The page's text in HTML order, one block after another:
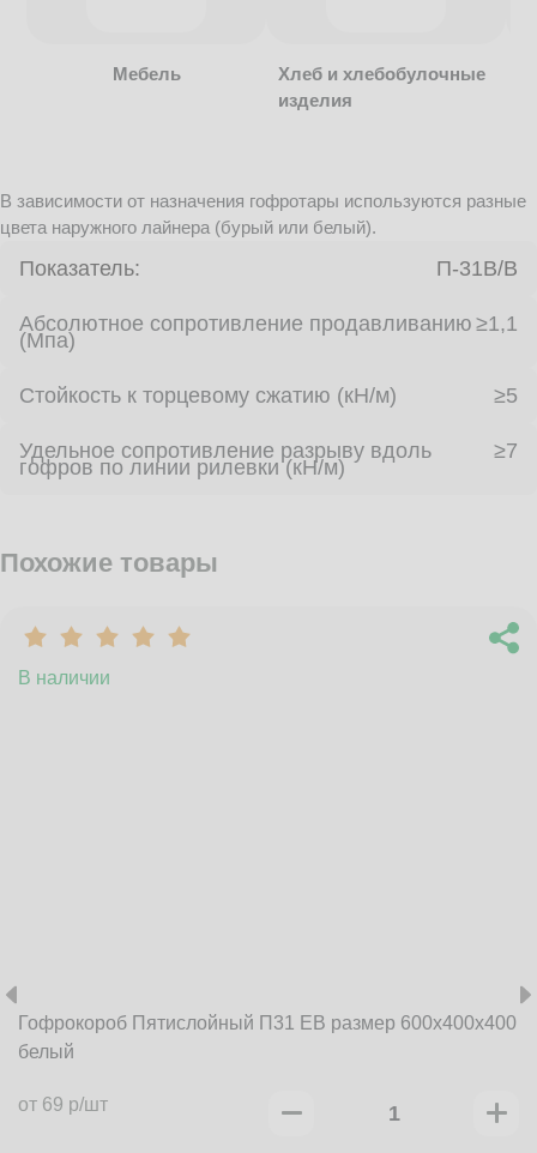
Мебель
Хлеб и хлебобулочные
изделия
В зависимости от назначения гофротары используются разные
цвета наружного лайнера (бурый или белый).
Показатель: П-31В/B
Абсолютное сопротивление продавливанию
(Мпа)
≥1,1
Стойкость к торцевому сжатию (кН/м) ≥5
Удельное сопротивление разрыву вдоль
гофров по линии рилевки (кН/м)
≥7
Похожие товары
В наличии
Гофрокороб Пятислойный П31 EB размер 600x400x400
белый
от 69 р/шт